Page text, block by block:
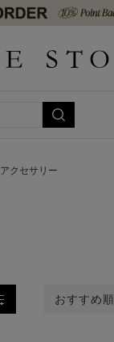
アクセサリー
おすすめ順